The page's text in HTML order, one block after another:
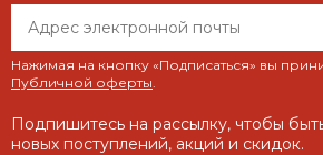
Нажимая на кнопку «Подписаться» вы
Публичной оферты
Подпишитесь на рассылку, чтобы
новых поступлений, акций и скидок.